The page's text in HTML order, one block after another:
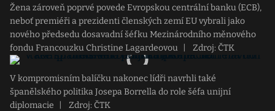
Žena zároveň poprvé povede Evropskou centrální banku (ECB),
neboť premiéři a prezidenti členských zemí EU vybrali jako
nového předsedu dosavadní šéfku Mezinárodního měnového
fondu Francouzku Christine Lagardeovou
Zdroj: ČTK
V kompromisním balíčku nakonec lídři navrhli také
španělského politika Josepa Borrella do role šéfa unijní
diplomacie
Zdroj: ČTK